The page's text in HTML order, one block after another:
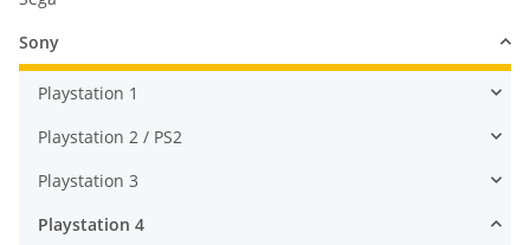
Sony
Playstation 1
Playstation 2 / PS2
Playstation 3
Playstation 4